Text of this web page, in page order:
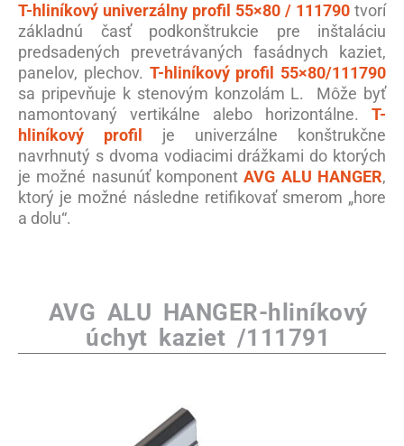
T-hliníkový univerzálny profil 55×80 / 111790 tvorí
základnú časť podkonštrukcie pre inštaláciu
predsadených prevetrávaných fasádnych kaziet,
panelov, plechov. T-hliníkový profil 55×80/111790
sa pripevňuje k stenovým konzolám L. Môže byť
namontovaný vertikálne alebo horizontálne. T-
hliníkový profil
je univerzálne konštrukčne
navrhnutý s dvoma vodiacimi drážkami do ktorých
je možné nasunúť komponentAVG ALU HANGER,
ktorý je možné následne retifikovať smerom „hore
a dolu“.
AVG ALU HANGER-hliníkový
úchyt kaziet /111791